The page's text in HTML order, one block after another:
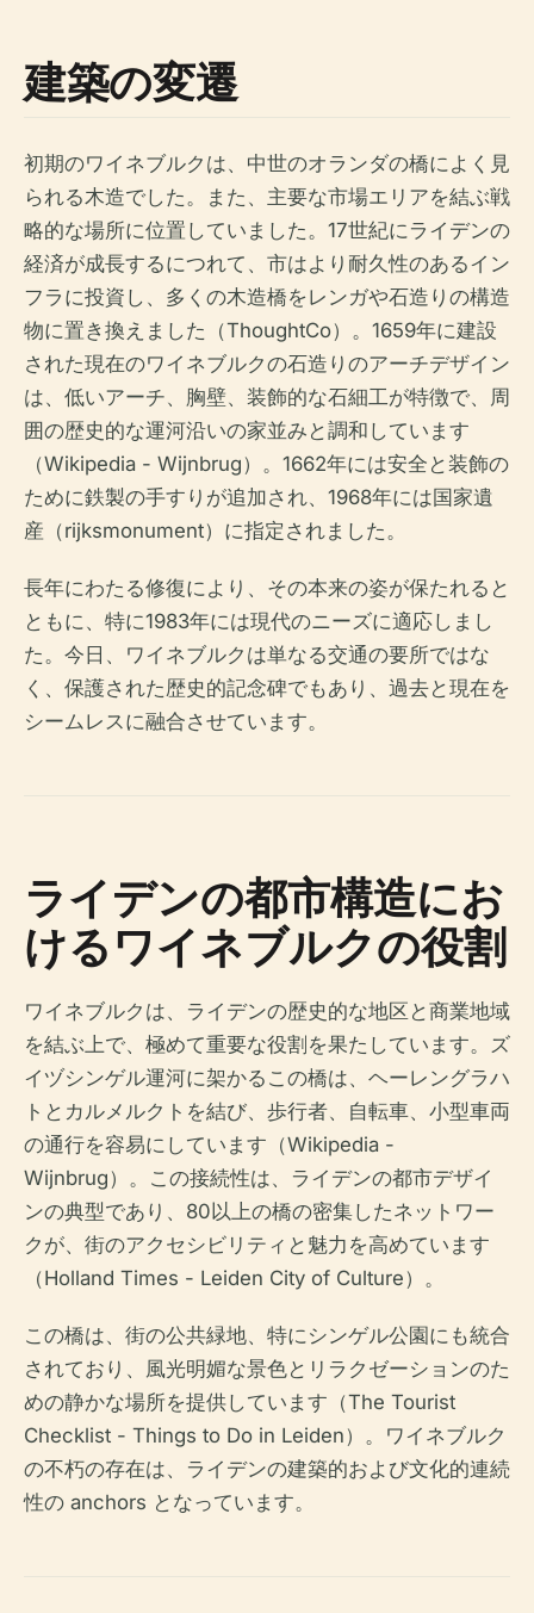
建築の変遷
初期のワイネブルクは、中世のオランダの橋によく見
られる木造でした。また、主要な市場エリアを結ぶ戦
略的な場所に位置していました。17世紀にライデンの
経済が成長するにつれて、市はより耐久性のあるイン
フラに投資し、多くの木造橋をレンガや石造りの構造
物に置き換えました（ThoughtCo）。1659年に建設
された現在のワイネブルクの石造りのアーチデザイン
は、低いアーチ、胸壁、装飾的な石細工が特徴で、周
囲の歴史的な運河沿いの家並みと調和しています
（Wikipedia - Wijnbrug）。1662年には安全と装飾の
ために鉄製の手すりが追加され、1968年には国家遺
産（rijksmonument）に指定されました。
長年にわたる修復により、その本来の姿が保たれると
ともに、特に1983年には現代のニーズに適応しまし
た。今日、ワイネブルクは単なる交通の要所ではな
く、保護された歴史的記念碑でもあり、過去と現在を
シームレスに融合させています。
ライデンの都市構造にお
けるワイネブルクの役割
ワイネブルクは、ライデンの歴史的な地区と商業地域
を結ぶ上で、極めて重要な役割を果たしています。ズ
イヅシンゲル運河に架かるこの橋は、ヘーレングラハ
トとカルメルクトを結び、歩行者、自転車、小型車両
の通行を容易にしています（Wikipedia -
Wijnbrug）。この接続性は、ライデンの都市デザイ
ンの典型であり、80以上の橋の密集したネットワー
クが、街のアクセシビリティと魅力を高めています
（Holland Times - Leiden City of Culture）。
この橋は、街の公共緑地、特にシンゲル公園にも統合
されており、風光明媚な景色とリラクゼーションのた
めの静かな場所を提供しています（The Tourist
Checklist - Things to Do in Leiden）。ワイネブルク
の不朽の存在は、ライデンの建築的および文化的連続
性の anchors となっています。